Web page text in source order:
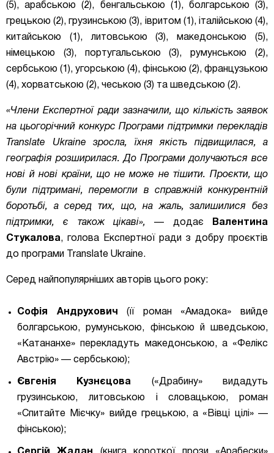
(5), арабською (2), бенгальською (1), болгарською (3),
грецькою (2), грузинською (3), івритом (1), італійською (4),
китайською (1), литовською (3), македонською (5),
німецькою (3), португальською (3), румунською (2),
сербською (1), угорською (4), фінською (2), французькою
(4), хорватською (2), чеською (3) та шведською (2).
«Члени Експертної ради зазначили, що кількість заявок
на цьогорічний конкурс Програми підтримки перекладів
Translate Ukraine зросла, їхня якість підвищилася, а
географія розширилася. До Програми долучаються все
нові й нові країни, що не може не тішити. Проєкти, що
були підтримані, перемогли в справжній конкурентній
боротьбі, а серед тих, що, на жаль, залишилися без
підтримки, є також цікаві», — додає
Валентина
Стукалова, голова Експертної ради з добру проєктів
до програми Translate Ukraine.
Серед найпопулярніших авторів цього року:
Софія Андрухович (її роман «Амадока» вийде
болгарською, румунською, фінською й шведською,
«Катананхе» перекладуть македонською, а «Фелікс
Австрію» — сербською);
Євгенія Кузнєцова («Драбину» видадуть
грузинською, литовською і словацькою, роман
«Спитайте Мієчку» вийде грецькою, а «Вівці цілі» —
фінською);